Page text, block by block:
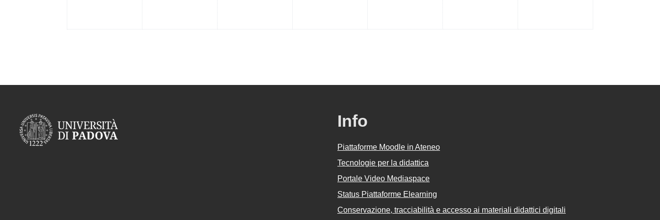
Info
Piattaforme Moodle in Ateneo
Tecnologie per la didattica
Portale Video Mediaspace
Status Piattaforme Elearning
Conservazione, tracciabilità e accesso ai materiali didattici digitali